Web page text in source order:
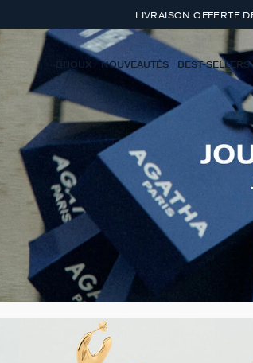
LIVRAISON OFFERTE
BIJOUX NOUVEAUTÉS BEST-SELLERS